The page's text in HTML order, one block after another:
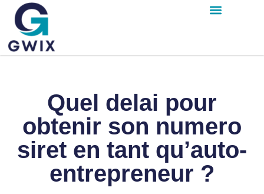
Quel delai pour
obtenir son numero
siret en tant qu’auto-
entrepreneur ?